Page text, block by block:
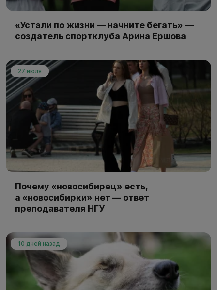
«Устали по жизни — начните бегать» —
создатель спортклуба Арина Ершова
27 июля
Почему «новосибирец» есть,
а «новосибирки» нет — ответ
преподавателя НГУ
10 дней назад